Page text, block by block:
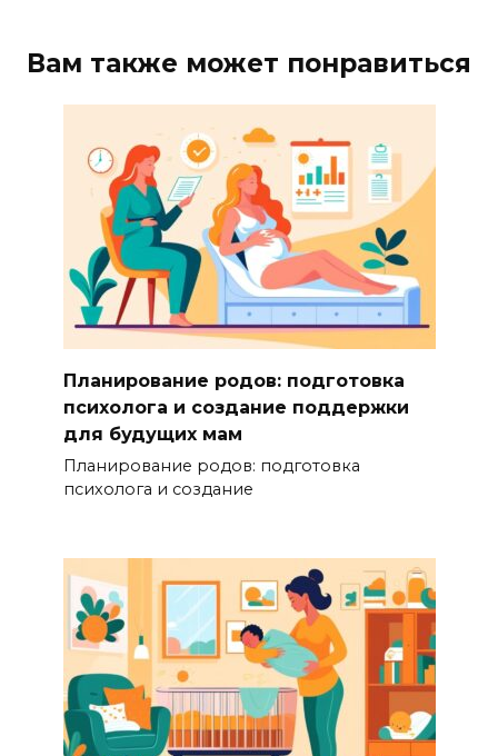
Вам также может понравиться
Планирование родов: подготовка
психолога и создание поддержки
для будущих мам
Планирование родов: подготовка
психолога и создание